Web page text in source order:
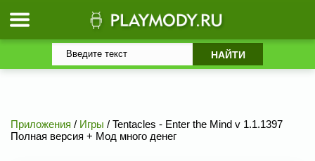
Приложения / Игры / Tentacles - Enter the Mind v 1.1.1397
Полная версия + Мод много денег